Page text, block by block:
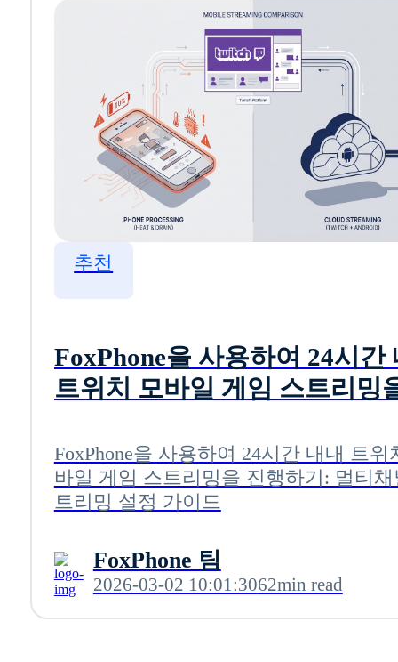
추천
FoxPhone을 사용하여 24시간
트위치 모바일 게임 스트리밍
이드
FoxPhone을 사용하여 24시간 내내 트위
바일 게임 스트리밍을 진행하기: 멀티
트리밍 설정 가이드
FoxPhone 팀
2026-03-02 10:01:3062min read